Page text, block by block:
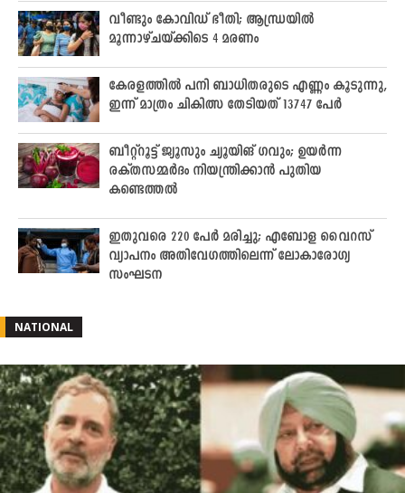
വീണ്ടും കോവിഡ് ഭീതി; ആന്ധ്രയിൽ
മൂന്നാഴ്ചയ്ക്കിടെ 4 മരണം
കേരളത്തിൽ പനി ബാധിതരുടെ എണ്ണം കൂടുന്നു,
ഇന്ന് മാത്രം ചികിത്സ തേടിയത് 13747 പേർ
ബീറ്റ്റൂട്ട് ജ്യൂസും ച്യൂയിങ് ഗവും; ഉയർന്ന
രക്തസമ്മർദം നിയന്ത്രിക്കാൻ പുതിയ
കണ്ടെത്തൽ
ഇതുവരെ 220 പേർ മരിച്ചു; എബോള വൈറസ്
വ്യാപനം അതിവേ​ഗത്തിലെന്ന് ലോകാരോഗ്യ
സംഘടന
NATIONAL